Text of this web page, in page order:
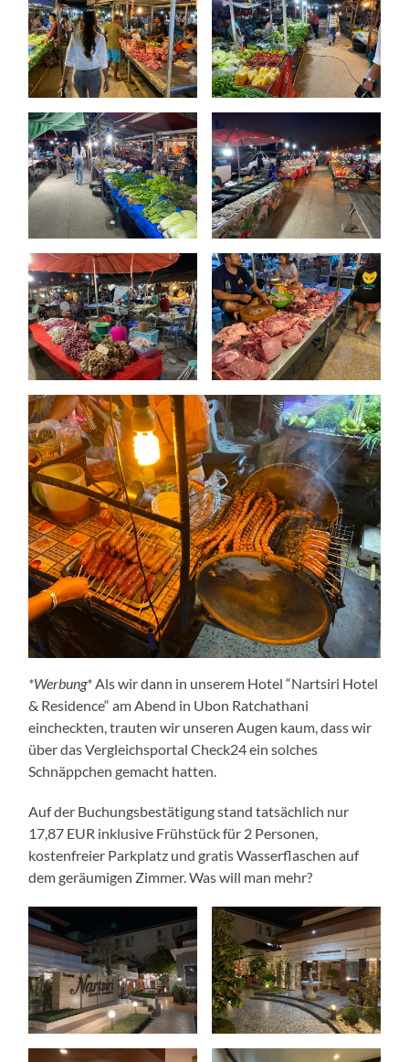
*Werbung*Als wir dann in unserem Hotel “Nartsiri Hotel
& Residence“ am Abend in Ubon Ratchathani
eincheckten, trauten wir unseren Augen kaum, dass wir
über das Vergleichsportal Check24 ein solches
Schnäppchen gemacht hatten.
Auf der Buchungsbestätigung stand tatsächlich nur
17,87 EUR inklusive Frühstück für 2 Personen,
kostenfreier Parkplatz und gratis Wasserflaschen auf
dem geräumigen Zimmer. Was will man mehr?